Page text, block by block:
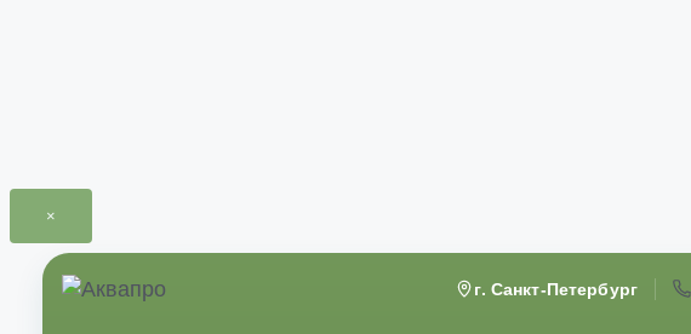
×
Перейти
г. Санкт-Петербург